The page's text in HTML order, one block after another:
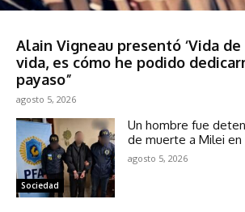
Alain Vigneau presentó ‘Vida de
vida, es cómo he podido
payaso”
agosto 5, 2026
Sociedad
Un hombre fue
de muerte a Milei en
agosto 5, 2026